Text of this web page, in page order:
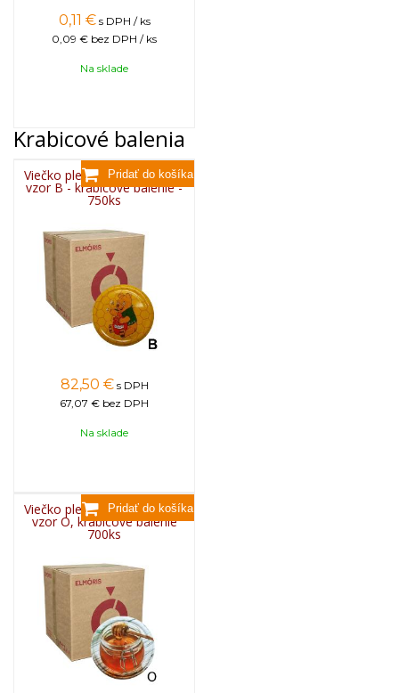
0,11 € s DPH / ks
0,09 € bez DPH / ks
Na sklade
Krabicové balenia
Viečko plechové TWIST 82 -
vzor B - krabicové balenie -
750ks
82,50 € s DPH
67,07 € bez DPH
Na sklade
Viečko plechové TWIST 82 -
vzor O, krabicové balenie
700ks